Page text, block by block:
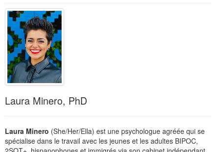
Laura Minero, PhD
Laura Minero (She/Her/Ella) est une psychologue agréée qui se
spécialise dans le travail avec les jeunes et les adultes BIPOC,